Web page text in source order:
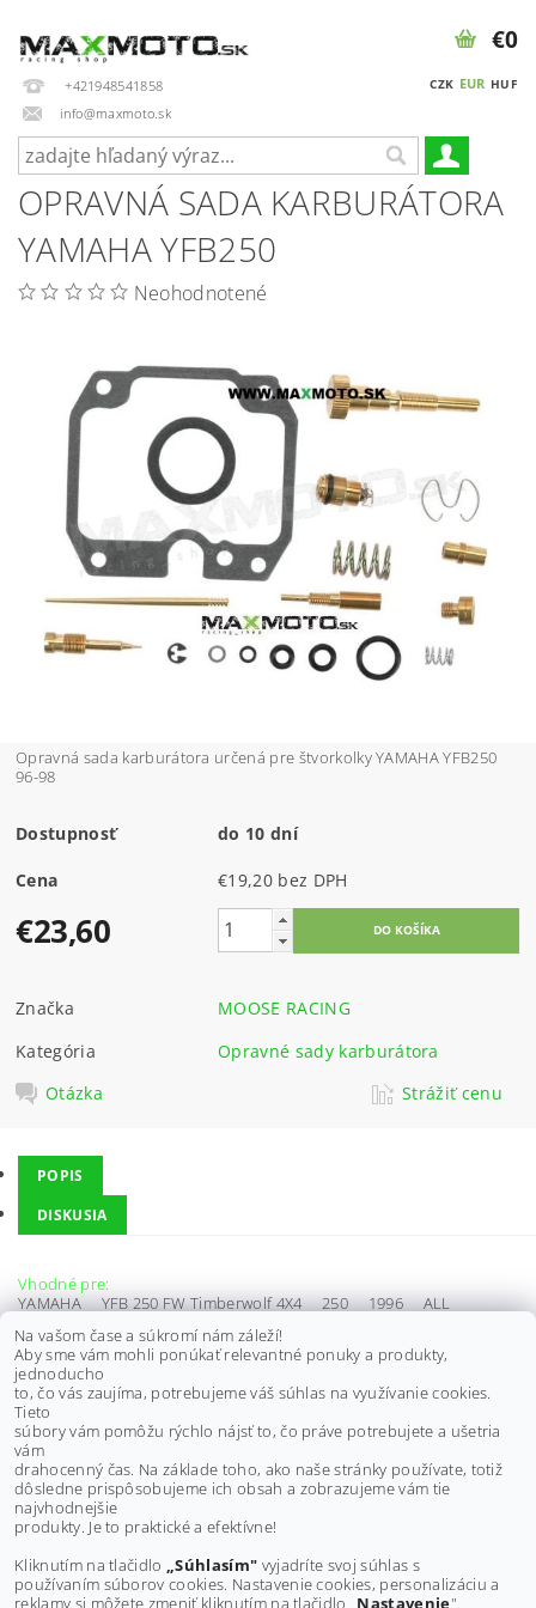
+421948541858
info@maxmoto.sk
CZK EUR HUF
€0
OPRAVNÁ SADA KARBURÁTORA
YAMAHA YFB250
Neohodnotené
Opravná sada karburátora určená pre štvorkolky YAMAHA YFB250
96-98
Dostupnosť do 10 dní
Cena €19,20 bez DPH
€23,60
Značka
MOOSE RACING
Kategória
Opravné sady karburátora
Otázka
Strážiť cenu
POPIS
DISKUSIA
Vhodné pre:
YAMAHA YFB 250 FW Timberwolf 4X4 250 1996 ALL
YAMAHA YFB 250 U Timberwolf 2X4 250 1997 ALL
YAMAHA YFB 250 FW Timberwolf 4X4 250 1997
AMERICA
YAMAHA YFB 250 U Timberwolf 2X4 250 1998 AMERICA
YAMAHA YFB 250 FW Timberwolf 4X4 250 1998 AMERICA
Buďte prvý, kto napíše príspevok k tejto položke.
Na vašom čase a súkromí nám záleží!
Aby sme vám mohli ponúkať relevantné ponuky a produkty,
jednoducho
to, čo vás zaujíma, potrebujeme váš súhlas na využívanie cookies.
Tieto
súbory vám pomôžu rýchlo nájsť to, čo práve potrebujete a ušetria
vám
drahocenný čas. Na základe toho, ako naše stránky používate, totiž
dôsledne prispôsobujeme ich obsah a zobrazujeme vám tie
najvhodnejšie
produkty. Je to praktické a efektívne!
Kliknutím na tlačidlo „Súhlasím" vyjadríte svoj súhlas s
používaním súborov cookies. Nastavenie cookies, personalizáciu a
reklamy si môžete zmeniť kliknutím na tlačidlo „ Nastavenie".